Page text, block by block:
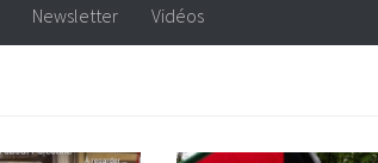
Newsletter Vidéos